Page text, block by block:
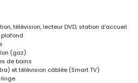
télévision, lecteur DVD, station d'accueil
(gaz)
de bains
et télévision câblée (Smart TV)